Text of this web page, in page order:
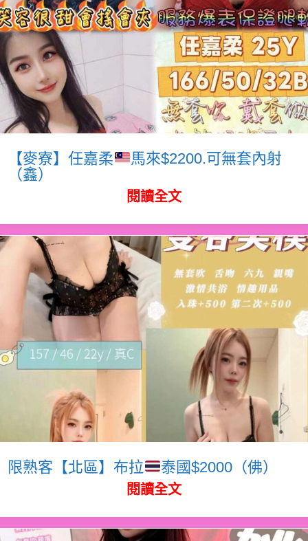
【麥寮】任嘉柔
馬來$2200.可無套內射
（鑫）
閱讀全文
限熟客【北區】布拉 泰國$2000（佛）
閱讀全文